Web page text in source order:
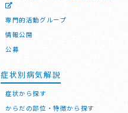
専門的活動グループ
情報公開
公募
症状別病気解説
症状から探す
からだの部位・特徴から探す